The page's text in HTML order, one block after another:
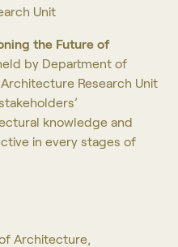
Unit
the Future of
by Department of
Research Unit
knowledge and
in every stages of
Architecture,